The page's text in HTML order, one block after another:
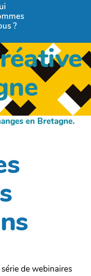
?
en Bretagne.
de webinaires